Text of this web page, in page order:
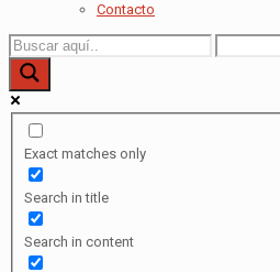
Contacto
Exact matches only
Search in title
Search in content